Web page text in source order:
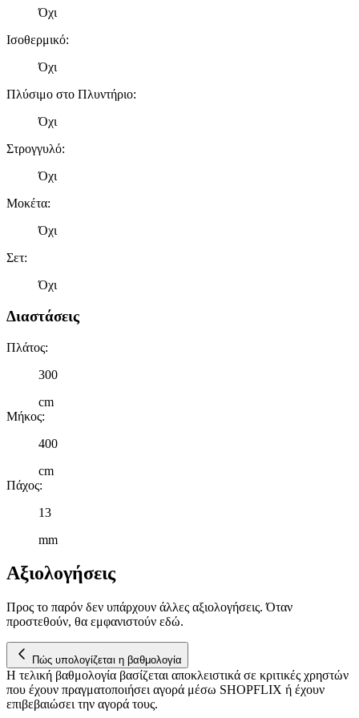
Όχι
Ισοθερμικό:
Όχι
Πλύσιμο στο Πλυντήριο:
Όχι
Στρογγυλό:
Όχι
Μοκέτα:
Όχι
Σετ:
Όχι
Διαστάσεις
Πλάτος:
300
cm
Μήκος:
400
cm
Πάχος:
13
mm
Αξιολογήσεις
Προς το παρόν δεν υπάρχουν άλλες αξιολογήσεις. Όταν
προστεθούν, θα εμφανιστούν εδώ.
Πώς υπολογίζεται η βαθμολογία
Η τελική βαθμολογία βασίζεται αποκλειστικά σε κριτικές χρηστών
που έχουν πραγματοποιήσει αγορά μέσω SHOPFLIX ή έχουν
επιβεβαιώσει την αγορά τους.